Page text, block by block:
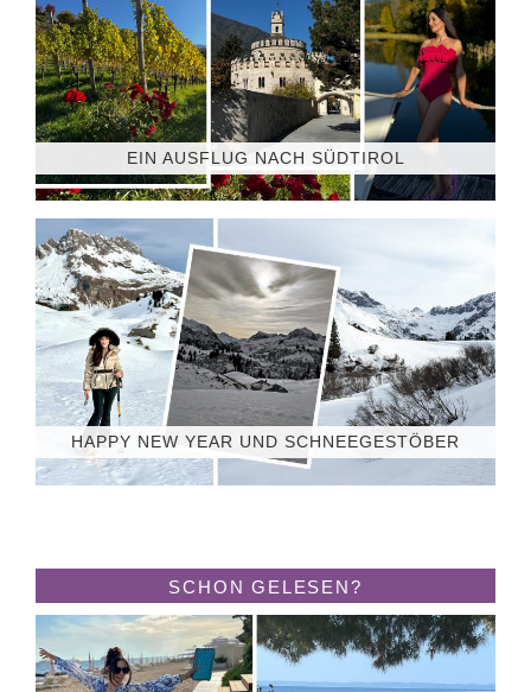
EIN AUSFLUG NACH SÜDTIROL
HAPPY NEW YEAR UND SCHNEEGESTÖBER
SCHON GELESEN?